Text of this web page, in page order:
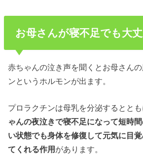
お母さんが寝不足でも大
赤ちゃんの泣き声を聞くとお母さん
ンというホルモンが出ます。
プロラクチンは母乳を分泌するとと
ゃんの夜泣きで寝不足になって短時
い状態でも身体を修復して元気に目
てくれる作用 があります。